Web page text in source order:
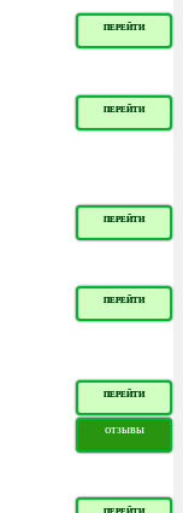
ПЕРЕЙТИ
ПЕРЕЙТИ
ПЕРЕЙТИ
ПЕРЕЙТИ
ПЕРЕЙТИ
ОТЗЫВЫ